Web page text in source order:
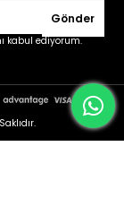
Gönder
kabul ediyorum.